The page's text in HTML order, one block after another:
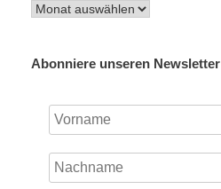
Archiv
Abonniere unseren Newsletter